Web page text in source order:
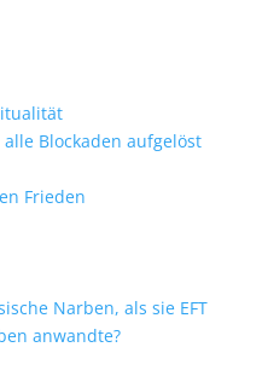
Blockaden aufgelöst
Frieden
Narben, als sie EFT
anwandte?